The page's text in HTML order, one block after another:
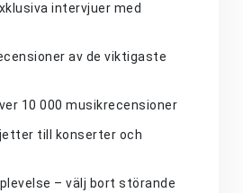
intervjuer med
av de viktigaste
10 000 musikrecensioner
till konserter och
– välj bort störande